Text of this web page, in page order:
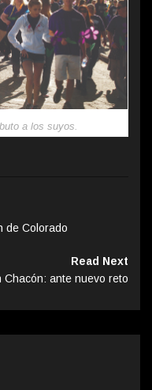
a los suyos.
de Colorado
Read Next
Chacón: ante nuevo reto